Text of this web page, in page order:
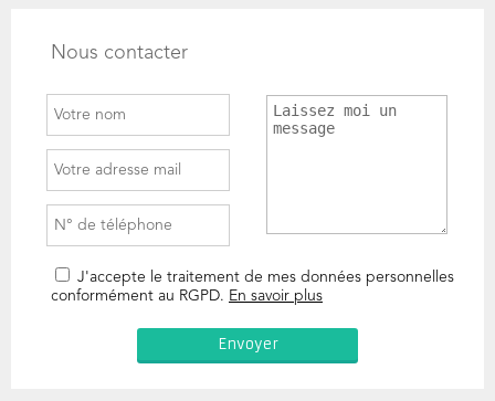
Nous contacter
J'accepte le traitement de mes données personnelles
conformément au RGPD. En savoir plus